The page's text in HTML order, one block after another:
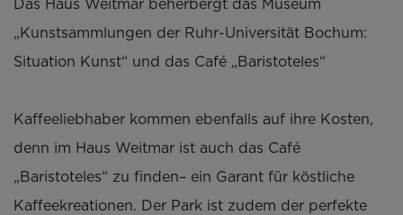
Das Haus Weitmar beherbergt das Museum
„Kunstsammlungen der Ruhr-Universität Bochum:
Situation Kunst“ und das Café „Baristoteles“
Kaffeeliebhaber kommen ebenfalls auf ihre Kosten,
denn im Haus Weitmar ist auch das Café
„Baristoteles“ zu finden– ein Garant für köstliche
Kaffeekreationen. Der Park ist zudem der perfekte